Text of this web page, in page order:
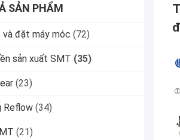
SẢN PHẨM
và đặt máy móc (72)
sản xuất SMT (35)
(23)
Reflow (34)
(21)